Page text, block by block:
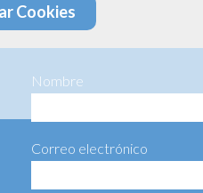
Nombre
Correo electrónico
Cookies